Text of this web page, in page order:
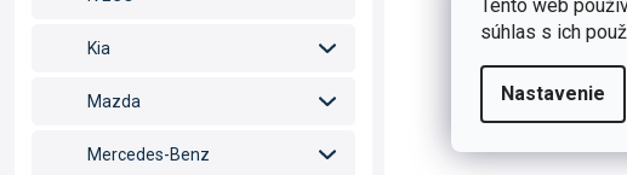
Tento web
súhlas s ich
Nastavenie
Kia
Mazda
Mercedes-Benz